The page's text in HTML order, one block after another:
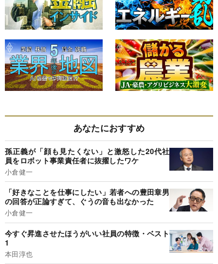
あなたにおすすめ
孫正義が「顔も見たくない」と激怒した20代社
員をロボット事業責任者に抜擢したワケ
小倉健一
「好きなことを仕事にしたい」若者への豊田章男
の回答が正論すぎて、ぐうの音も出なかった
小倉健一
今すぐ昇進させたほうがいい社員の特徴・ベスト
1
本田淳也